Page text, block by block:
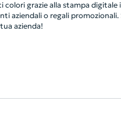
colori grazie alla stampa digitale
aziendali o regali
azienda!